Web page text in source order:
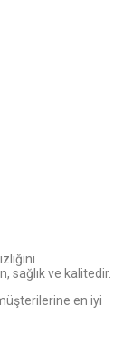
sağlık ve kalitedir.
en iyi